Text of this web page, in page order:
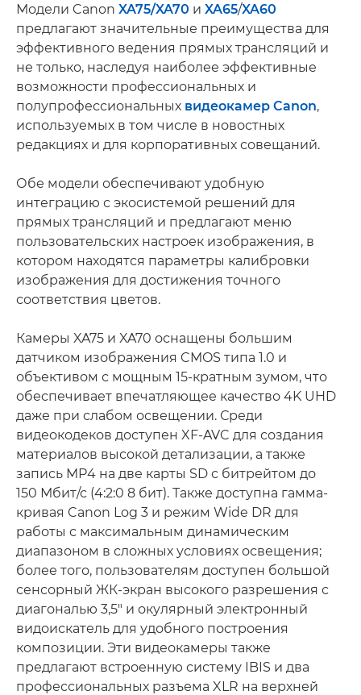
Модели Canon XA75/XA70 и XA65/XA60
предлагают значительные преимущества для
эффективного ведения прямых трансляций и
не только, наследуя наиболее эффективные
возможности профессиональных и
полупрофессиональных видеокамер Canon,
используемых в том числе в новостных
редакциях и для корпоративных совещаний.
Обе модели обеспечивают удобную
интеграцию с экосистемой решений для
прямых трансляций и предлагают меню
пользовательских настроек изображения, в
котором находятся параметры калибровки
изображения для достижения точного
соответствия цветов.
Камеры XA75 и XA70 оснащены большим
датчиком изображения CMOS типа 1.0 и
объективом с мощным 15-кратным зумом, что
обеспечивает впечатляющее качество 4K UHD
даже при слабом освещении. Среди
видеокодеков доступен XF-AVC для создания
материалов высокой детализации, а также
запись MP4 на две карты SD с битрейтом до
150 Мбит/с (4:2:0 8 бит). Также доступна гамма-
кривая Canon Log 3 и режим Wide DR для
работы с максимальным динамическим
диапазоном в сложных условиях освещения;
более того, пользователям доступен большой
сенсорный ЖК-экран высокого разрешения с
диагональю 3,5" и окулярный электронный
видоискатель для удобного построения
композиции. Эти видеокамеры также
предлагают встроенную систему IBIS и два
профессиональных разъема XLR на верхней